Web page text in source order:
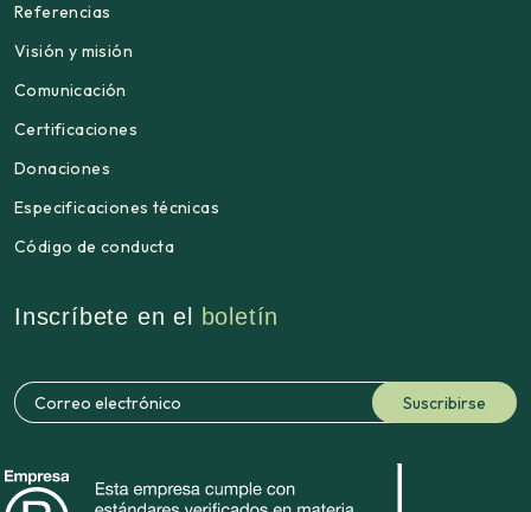
Referencias
Visión y misión
Comunicación
Certificaciones
Donaciones
Especificaciones técnicas
Código de conducta
Inscríbete en el boletín